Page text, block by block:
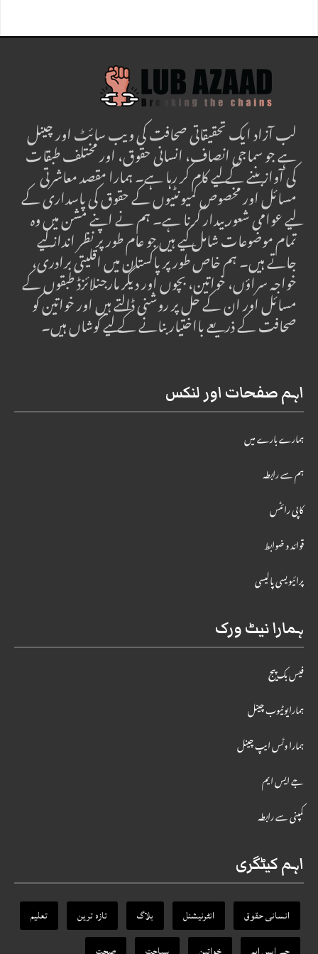
لب آزاد ایک تحقیقاتی صحافت کی ویب سائٹ اور چینل
ہے جو سماجی انصاف، انسانی حقوق، اور مختلف طبقات
کی آواز بننے کے لیے کام کر رہا ہے۔ ہمارا مقصد معاشرتی
مسائل اور مخصوص کمیونٹیوں کے حقوق کی پاسداری کے
لیے عوامی شعور بیدار کرنا ہے۔ ہم نے اپنے مشن میں وہ
تمام موضوعات شامل کیے ہیں جو عام طور پر نظر انداز کیے
جاتے ہیں۔ ہم خاص طور پر پاکستان میں اقلیتی برادری،
خواجہ سراؤں، خواتین، بچوں اور دیگر مارجنلائزڈ طبقوں کے
مسائل اور ان کے حل پر روشنی ڈالتے ہیں اور خواتین کو
صحافت کے ذریعے بااختیار بنانے کے لیے کوشاں ہیں۔
اہم صفحات اور لنکس
ہمارے بارے میں
ہم سے رابطہ
کاپی رائٹس
قوائد و ضوابط
پرائیویسی پالیسی
ہمارا نیٹ ورک
فیس بک پیج
ہمارایوٹیوب چینل
ہمارا وٹس ایپ چینل
جے ایس ایم
کمپنی سے رابطہ
اہم کیٹگری
انسانی حقوق انٹرنیشنل بلاگ تازہ ترین
تعلیم